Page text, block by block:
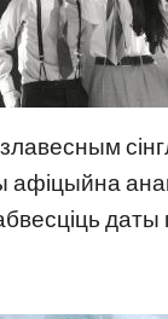
афіцыйна